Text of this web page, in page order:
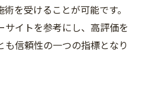
を受けることが可能です。
サイトを参考にし、高評価を
信頼性の一つの指標となり